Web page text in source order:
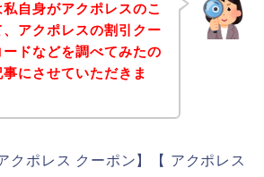
自身がアクポレスのこ
アクポレスの割引クー
ドなどを調べてみたの
にさせていただきま
クポレス クーポン】【 アクポレス